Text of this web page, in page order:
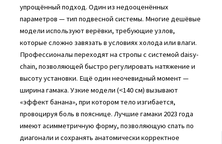
упрощённый подход. Один из недооценённых
параметров — тип подвесной системы. Многие дешёвые
модели используют верёвки, требующие узлов,
которые сложно завязать в условиях холода или влаги.
Профессионалы переходят на стропы с системой daisy-
chain, позволяющей быстро регулировать натяжение и
высоту установки. Ещё один неочевидный момент —
ширина гамака. Узкие модели (<140 см) вызывают
«эффект банана», при котором тело изгибается,
провоцируя боль в пояснице. Лучшие гамаки 2023 года
имеют асимметричную форму, позволяющую спать по
диагонали и сохранять анатомически корректное